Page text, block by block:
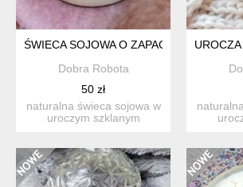
ŚWIECA SOJOWA O ZAPACHU ŚWIĄT,
Dobra Robota
50 zł
naturalna świeca sojowa w
uroczym szklanym